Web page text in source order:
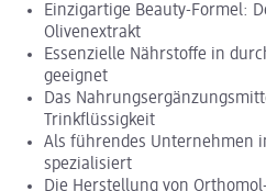
Einzigartige Beauty-Formel:
Olivenextrakt
Essenzielle Nährstoffe in
geeignet
Das
Trinkflüssigkeit
Als führendes Unternehmen
spezialisiert
Die Herstellung von